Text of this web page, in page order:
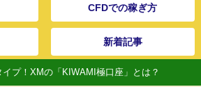
CFDでの稼ぎ方
新着記事
プ！XMの「KIWAMI極口座」とは？